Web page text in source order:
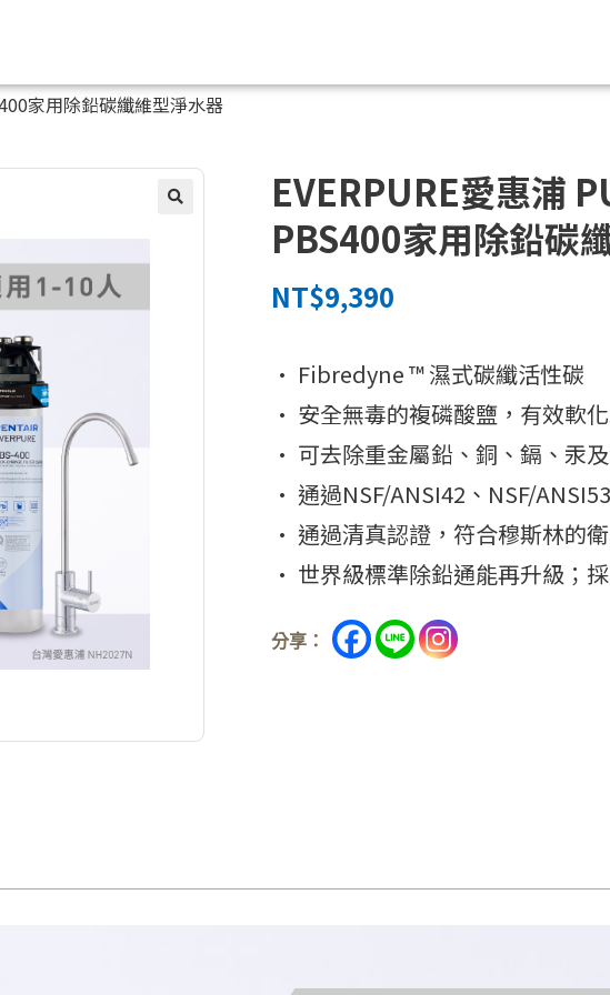
家用除鉛碳纖維型淨水器
EVERPURE愛惠浦
PBS400家用除鉛碳
NT$9,390
• Fibredyne ™ 濕式碳纖活性碳
• 安全無毒的複磷酸鹽，有效軟
• 可去除重金屬鉛、銅、鎘、汞
• 通過NSF/ANSI42、NSF/
• 通過清真認證，符合穆斯林的
• 世界級標準除鉛通能再升級；
分享：